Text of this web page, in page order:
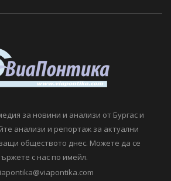
за новини и анализи от Бургас и
анализи и репортаж за актуални
обществото днес. Можете да се
с нас по имейл.